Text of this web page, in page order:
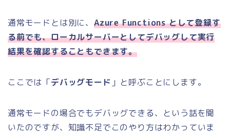
通常モードとは別に、 Azure Functions として登録す
る前でも、ローカルサーバーとしてデバッグして実行
結果を確認することもできます。
ここでは「デバッグモード 」と呼ぶことにします。
通常モードの場合でもデバッグできる、という話を聞
いたのですが、知識不足でこのやり方はわかっていま